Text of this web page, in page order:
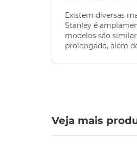
Existem diversas
Stanley é
modelos são
prolongado, além
Veja mais